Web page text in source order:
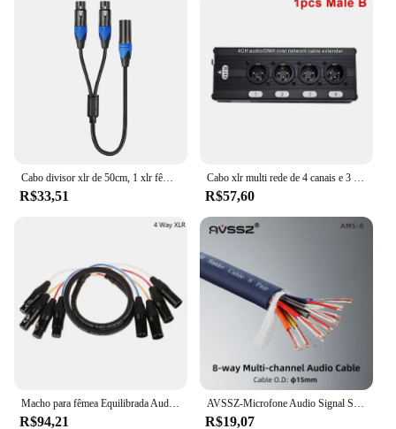
Cabo divisor xlr de 50cm, 1 xlr fêmea para 2 xlr macho xlr y cabo divisor de microfone para misturador amplificador
R$33,51
Cabo xlr multi rede de 4 canais e 3 pinos para estúdio de gravação de iluminação de som de palco macho fêmea para rj45 ethercon sinal de rede
R$57,60
Macho para fêmea Equilibrada Audio Extension Cord, Professional Multi-Media, Cabo XLR de 3 pinos, 2 4 6 canais
R$94,21
AVSSZ-Microfone Audio Signal Snake Cable Mixer, cabo multicanal, macho e fêmea Plug, Rainbow Line O.D, 2 Core, 8 Canais, 15 mm
R$19,07